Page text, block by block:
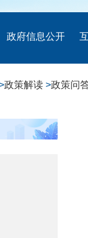
政府信息公开
政策解读 >政策问